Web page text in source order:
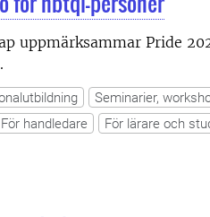
uppmärksammar Pride
Seminarier,
För handledare För lärare och